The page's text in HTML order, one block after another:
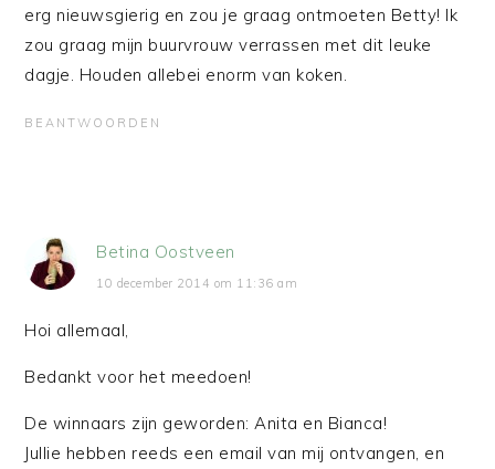
erg nieuwsgierig en zou je graag ontmoeten Betty! Ik
zou graag mijn buurvrouw verrassen met dit leuke
dagje. Houden allebei enorm van koken.
BEANTWOORDEN
Betina Oostveen
10 december 2014 om 11:36 am
Hoi allemaal,
Bedankt voor het meedoen!
De winnaars zijn geworden: Anita en Bianca!
Jullie hebben reeds een email van mij ontvangen, en